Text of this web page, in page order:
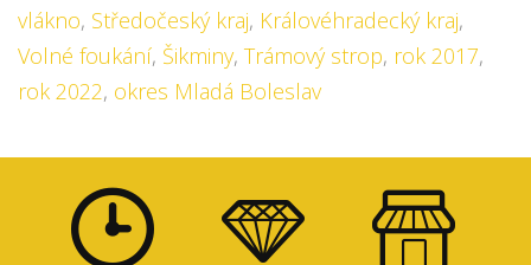
vlákno, Středočeský kraj, Královéhradecký kraj,
Volné foukání, Šikminy, Trámový strop, rok 2017,
rok 2022, okres Mladá Boleslav